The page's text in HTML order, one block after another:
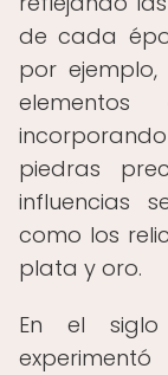
de cada
por
piedras
influencias
como los
plata y oro.
En el siglo